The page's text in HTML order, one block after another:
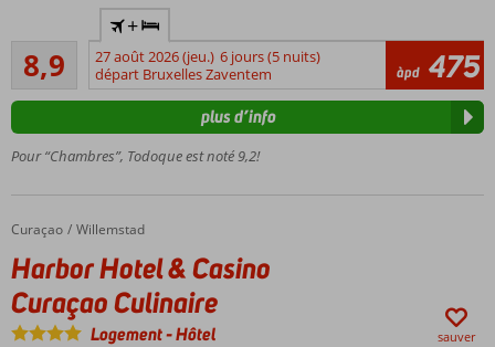
Hébergement
réservé aux
adultes; l'âge
minimum est
de 18 ans
Playa
del
Complexe
à petite
échelle
Centre
commercial
8,9Recommandé
160
commentaires
+
27 août 2026 (jeu.) 6 jours (5 nuits)
départ Bruxelles Zaventem
àpd 475
Pour “Chambres”, Todoque est noté 9,2!
plus d’info
Accueil
Curaçao Willemstad
Harbor Hotel & Casino Curaçao Culinaire
Harbor Hotel & Casino
Curaçao Culinaire
Logement-Hôtel sauver